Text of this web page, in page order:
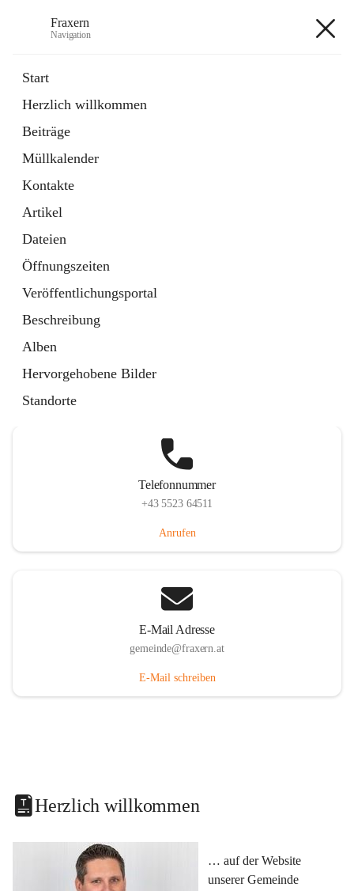
Fraxern
Navigation
Start
Herzlich willkommen
Beiträge
Müllkalender
Kontakte
Artikel
Dateien
Öffnungszeiten
Veröffentlichungsportal
Beschreibung
Alben
Hervorgehobene Bilder
Standorte
Ordner
in
Tab
Formulare
Artikel
öffnet
in
neuem
Tab
Telefonnummer
+43 5523 64511
Anrufen
E-Mail Adresse
gemeinde@fraxern.at
E-Mail schreiben
Herzlich willkommen
… auf der Website
unserer Gemeinde